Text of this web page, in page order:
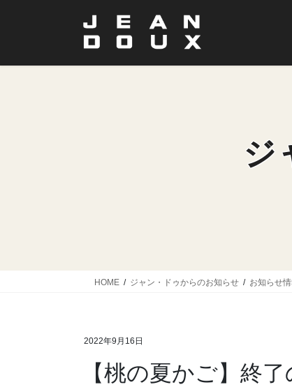
ジ
HOME ジャン・ドゥからのお知らせ お知らせ
2022年9月16日
【桃の夏かご】終